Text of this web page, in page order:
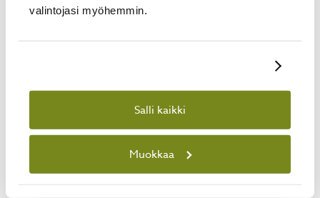
valintojasi myöhemmin.
Salli kaikki
Muokkaa
Pohjan mitat (mm x mm)
8000 x 3600
3340